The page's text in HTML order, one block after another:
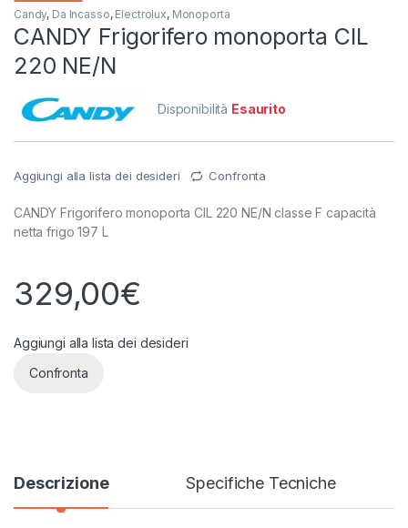
Candy, Da Incasso, Electrolux, Monoporta
CANDY Frigorifero monoporta CIL
220 NE/N
Disponibilità Esaurito
Aggiungi alla lista dei desideri Confronta
CANDY Frigorifero monoporta CIL 220 NE/N classe F capacità
netta frigo 197 L
329,00€
Aggiungi alla lista dei desideri
Confronta
Descrizione Specifiche Tecniche